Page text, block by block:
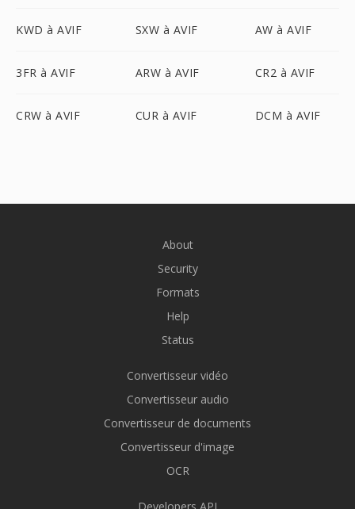
KWD à AVIF SXW à AVIF AW à AVIF
3FR à AVIF ARW à AVIF CR2 à AVIF
CRW à AVIF CUR à AVIF DCM à AVIF
About
Security
Formats
Help
Status
Convertisseur vidéo
Convertisseur audio
Convertisseur de documents
Convertisseur d'image
OCR